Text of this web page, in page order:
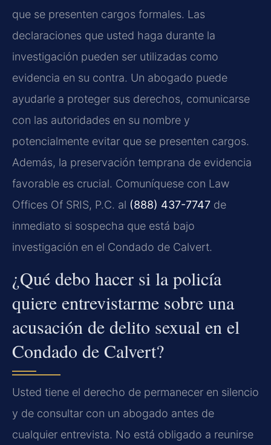
que se presenten cargos formales. Las
declaraciones que usted haga durante la
investigación pueden ser utilizadas como
evidencia en su contra. Un abogado puede
ayudarle a proteger sus derechos, comunicarse
con las autoridades en su nombre y
potencialmente evitar que se presenten cargos.
Además, la preservación temprana de evidencia
favorable es crucial. Comuníquese con Law
Offices Of SRIS, P.C. al (888) 437-7747 de
inmediato si sospecha que está bajo
investigación en el Condado de Calvert.
¿Qué debo hacer si la policía
quiere entrevistarme sobre una
acusación de delito sexual en el
Condado de Calvert?
Usted tiene el derecho de permanecer en silencio
y de consultar con un abogado antes de
cualquier entrevista. No está obligado a reunirse